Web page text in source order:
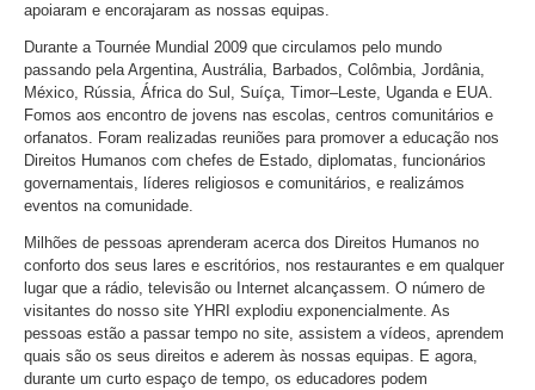
apoiaram e encorajaram as nossas equipas.
Durante a Tournée Mundial 2009 que circulamos pelo mundo
passando pela Argentina, Austrália, Barbados, Colômbia, Jordânia,
México, Rússia, África do Sul, Suíça, Timor–Leste, Uganda e EUA.
Fomos aos encontro de jovens nas escolas, centros comunitários e
orfanatos. Foram realizadas reuniões para promover a educação nos
Direitos Humanos com chefes de Estado, diplomatas, funcionários
governamentais, líderes religiosos e comunitários, e realizámos
eventos na comunidade.
Milhões de pessoas aprenderam acerca dos Direitos Humanos no
conforto dos seus lares e escritórios, nos restaurantes e em qualquer
lugar que a rádio, televisão ou Internet alcançassem. O número de
visitantes do nosso site YHRI explodiu exponencialmente. As
pessoas estão a passar tempo no site, assistem a vídeos, aprendem
quais são os seus direitos e aderem às nossas equipas. E agora,
durante um curto espaço de tempo, os educadores podem